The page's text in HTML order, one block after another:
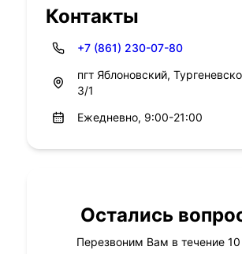
Контакты
+7 (861) 230-07-80
пгт Яблоновский,
3/1
Ежедневно, 9:00-21:00
Остались
Перезвоним Вам в течение